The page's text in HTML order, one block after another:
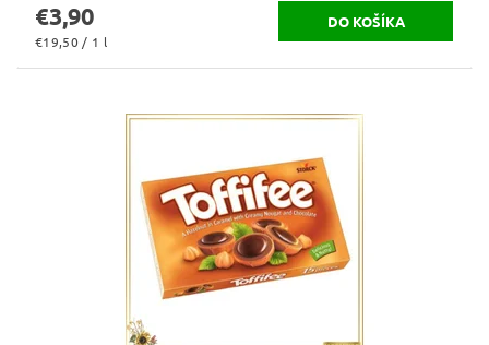
€3,90
€19,50 / 1 l